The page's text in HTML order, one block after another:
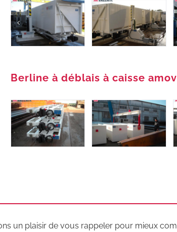
Berline à déblais à caisse
un plaisir de vous rappeler pour mieux